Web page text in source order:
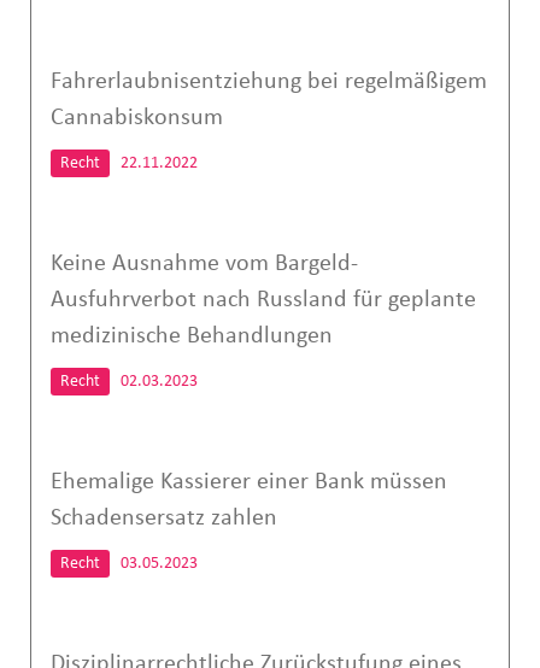
Fahrerlaubnisentziehung bei regelmäßigem
Cannabiskonsum
Recht 22.11.2022
Keine Ausnahme vom Bargeld-
Ausfuhrverbot nach Russland für geplante
medizinische Behandlungen
Recht 02.03.2023
Ehemalige Kassierer einer Bank müssen
Schadensersatz zahlen
Recht 03.05.2023